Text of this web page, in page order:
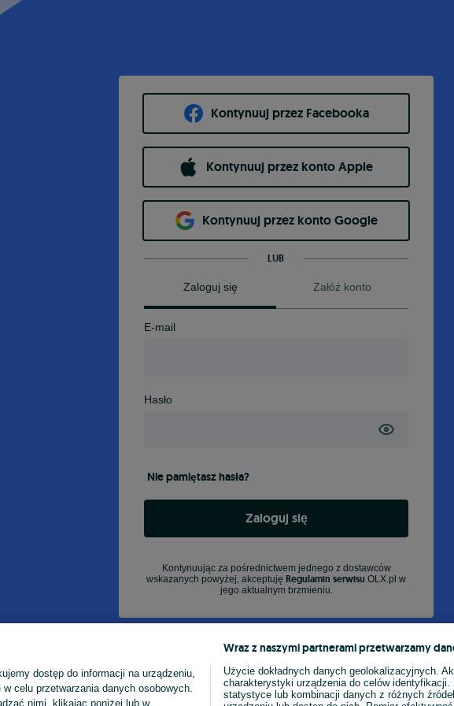
Kontynuuj przez Facebooka
Kontynuuj przez konto Apple
Kontynuuj przez konto Google
LUB
Zaloguj się Załóż konto
E-mail
Hasło
Nie pamiętasz hasła?
Zaloguj się
Kontynuując za pośrednictwem jednego z dostawców
wskazanych powyżej, akceptuję Regulamin serwisu OLX.pl w
jego aktualnym brzmieniu.
dostęp do informacji na urządzeniu,
celu przetwarzania danych osobowych.
nimi, klikając poniżej lub w
Wraz z naszymi partnerami przetwarzamy
Użycie dokładnych danych geolokalizacyjnych.
charakterystyki urządzenia do celów identyfikacji.
statystyce lub kombinacji danych z różnych